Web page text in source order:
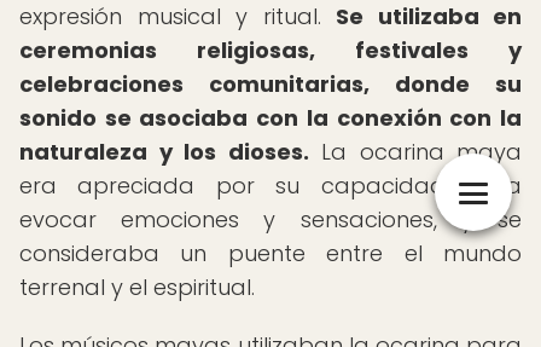
expresión musical y ritual. Se utilizaba en
ceremonias religiosas, festivales y
celebraciones comunitarias, donde su
sonido se asociaba con la conexión con la
naturaleza y los dioses. La ocarina maya
era apreciada por su capacidad para
evocar emociones y sensaciones, y se
consideraba un puente entre el mundo
terrenal y el espiritual.